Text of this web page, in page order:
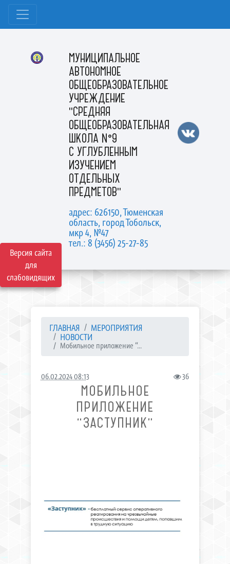
Версия сайта
для
слабовидящих
МУНИЦИПАЛЬНОЕ
АВТОНОМНОЕ
ОБЩЕОБРАЗОВАТЕЛЬНОЕ
УЧРЕЖДЕНИЕ
"СРЕДНЯЯ
ОБЩЕОБРАЗОВАТЕЛЬНАЯ
ШКОЛА №9
С УГЛУБЛЕННЫМ
ИЗУЧЕНИЕМ
ОТДЕЛЬНЫХ
ПРЕДМЕТОВ"
адрес: 626150, Тюменская
область, город Тобольск,
мкр 4, №47
тел.: 8 (3456) 25-27-85
ГЛАВНАЯ
МЕРОПРИЯТИЯ
НОВОСТИ
Мобильное приложение “...
06.02.2024 08:13 36
МОБИЛЬНОЕ
ПРИЛОЖЕНИЕ
“ЗАСТУПНИК”